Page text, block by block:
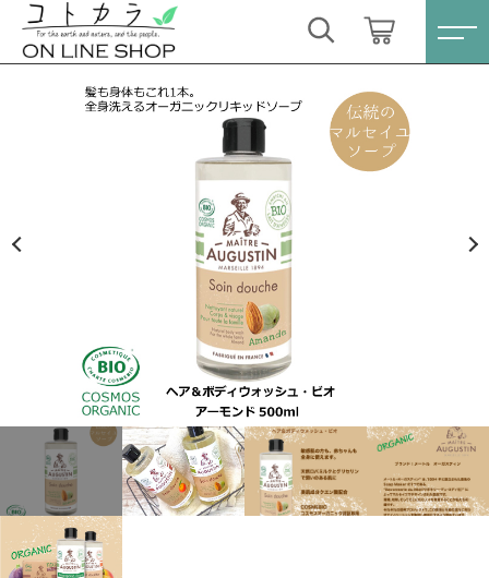
カートに商品を追加しました
【MAITRE AUGUSTIN】 ヘア＆ボディウォッシ
ュ・ビオ アーモンド 500ml
1,980円（税込）
ショッピングを続ける
カートを確認する
ログイン / 会員登録
HINOKI（土佐ヒノキ）シリーズ
サステナブル歯ブラシ・歯磨き粉
洗剤・食器用石鹸
タオル/ハンカチ
国産［奥会津］かごバッグ
すべて
スキンケア・石鹸
HINOKI（土佐ヒノキ）シリーズ
サステナブル歯ブラシ・歯磨き粉
洗剤・食器用石鹸
タオル/ハンカチ
国産［奥会津］かごバッグ
キーワード検索
こだわり検索
子カテゴリ
価格帯
～
その他
在庫あり